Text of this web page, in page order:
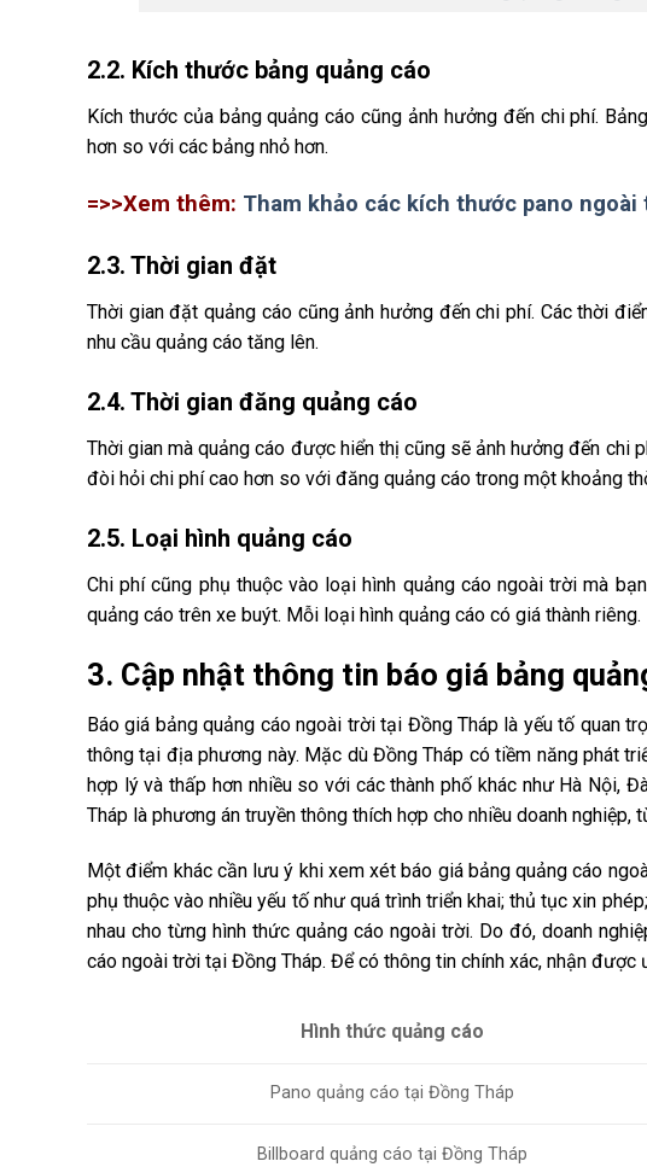
2.2. Kích thước bảng quảng cáo
Kích thước của bảng quảng cáo cũng ảnh hưởng đến chi phí.
hơn so với các bảng nhỏ hơn.
=>>Xem thêm: Tham khảo các kích thước pano ngoài
2.3. Thời gian đặt
Thời gian đặt quảng cáo cũng ảnh hưởng đến chi phí. Các thời
nhu cầu quảng cáo tăng lên.
2.4. Thời gian đăng quảng cáo
Thời gian mà quảng cáo được hiển thị cũng sẽ ảnh hưởng đến chi
đòi hỏi chi phí cao hơn so với đăng quảng cáo trong một khoảng
2.5. Loại hình quảng cáo
Chi phí cũng phụ thuộc vào loại hình quảng cáo ngoài trời mà
quảng cáo trên xe buýt. Mỗi loại hình quảng cáo có giá thành riêng.
3. Cập nhật thông tin báo giá bảng
Báo giá bảng quảng cáo ngoài trời tại Đồng Tháp là yếu tố quan
thông tại địa phương này. Mặc dù Đồng Tháp có tiềm năng phát
hợp lý và thấp hơn nhiều so với các thành phố khác như Hà Nội,
Tháp là phương án truyền thông thích hợp cho nhiều doanh nghiệp,
Một điểm khác cần lưu ý khi xem xét báo giá bảng quảng cáo
phụ thuộc vào nhiều yếu tố như quá trình triển khai; thủ tục xin
nhau cho từng hình thức quảng cáo ngoài trời. Do đó, doanh
cáo ngoài trời tại Đồng Tháp. Để có thông tin chính xác, nhận
Hình thức quảng cáo
Pano quảng cáo tại Đồng Tháp
Billboard quảng cáo tại Đồng Tháp